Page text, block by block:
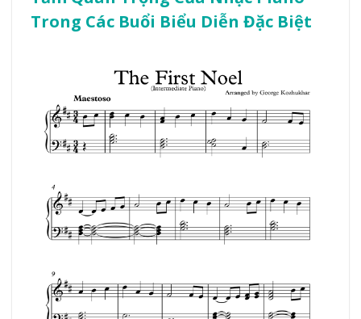
Trong Các Buổi Biểu Diễn Đặc Biệt